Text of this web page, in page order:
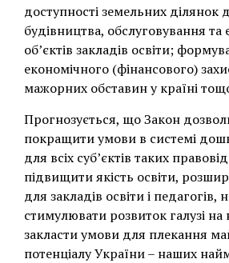
доступності земельних ділянок
будівництва, обслуговування та
об’єктів закладів освіти;
економічного (фінансового)
мажорних обставин у країні
Прогнозується, що Закон
покращити умови в системі
для всіх суб’єктів таких
підвищити якість освіти,
для закладів освіти і педагогів,
стимулювати розвиток галузі на
закласти умови для плекання
потенціалу України – наших